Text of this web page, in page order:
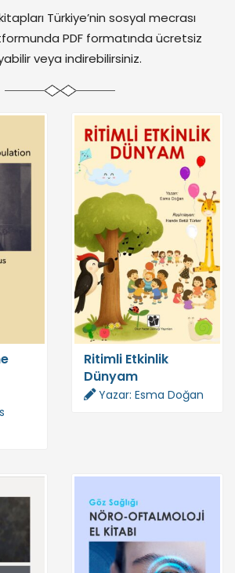
Türkiye’nin sosyal mecrası
PDF formatında ücretsiz
veya indirebilirsiniz.
Ritimli Etkinlik
Dünyam
Yazar: Esma Doğan